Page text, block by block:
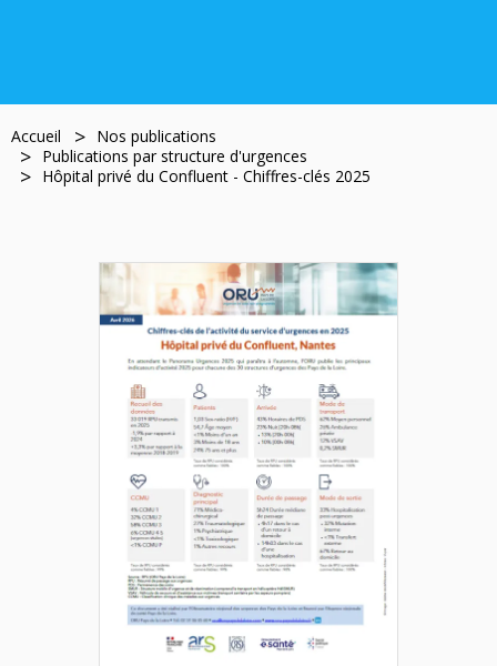
Accueil
Nos publications
Publications par structure d'urgences
Hôpital privé du Confluent - Chiffres-clés 2025